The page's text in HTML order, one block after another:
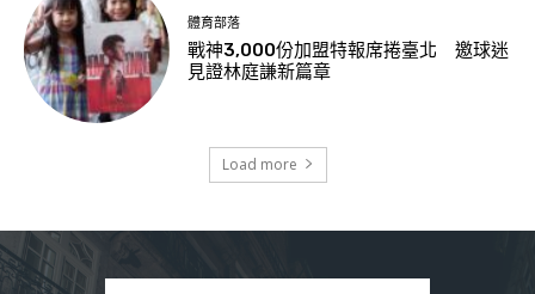
體育部落
戰神3,000份加盟特報席捲臺北 邀球迷
見證林庭謙新篇章
Load more